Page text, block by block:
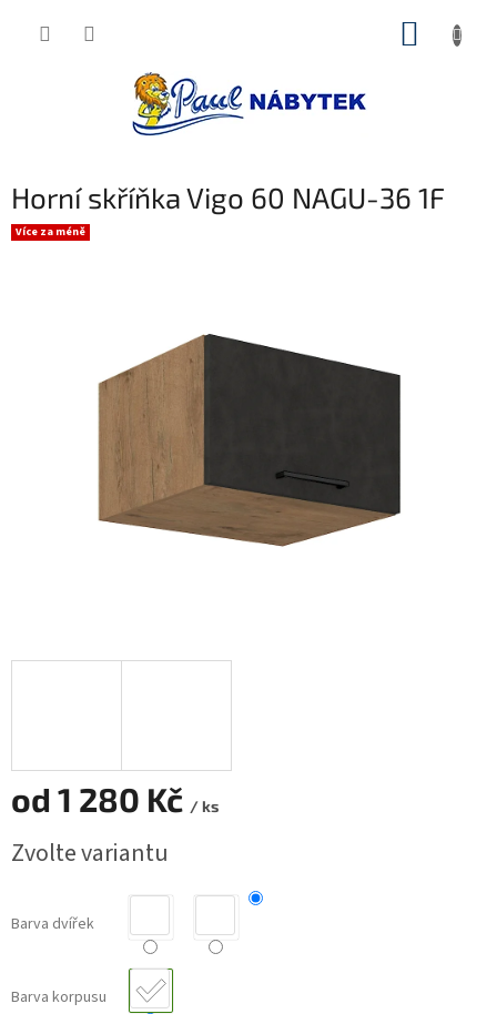
Horní skříňka Vigo 60 NAGU-36 1F
Více za méně
od 1 280 Kč / ks
cena:
Zvolte variantu
Barva dvířek
Barva korpusu